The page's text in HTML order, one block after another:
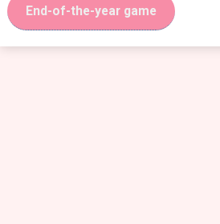
End-of-the-year game